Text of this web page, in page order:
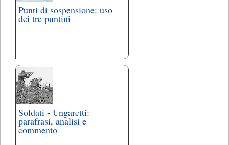
Punti di sospensione: uso
dei tre puntini
Soldati - Ungaretti:
parafrasi, analisi e
commento